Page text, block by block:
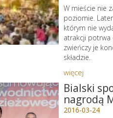
W mieście nie
poziomie.
którym nie
atrakcji potrwa
zwieńczy je
składzie.
więcej
Bialski
nagrodą
2016-03-24